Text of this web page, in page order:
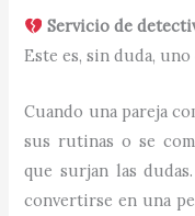
Servicio de
Este es, sin duda,
Cuando una pareja
sus rutinas o se
que surjan las
convertirse en una